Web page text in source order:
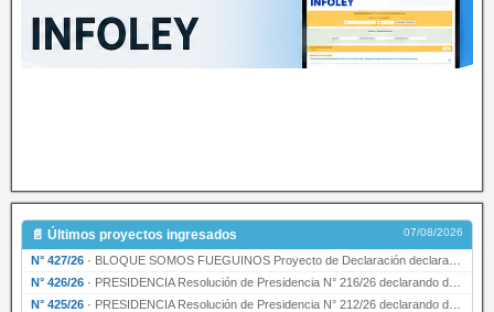
📄 Últimos proyectos ingresados 07/08/2026
N° 427/26 · BLOQUE SOMOS FUEGUINOS Proyecto de Declaración declarando de interés provincial PRESIDENCI…
N° 426/26 · PRESIDENCIA Resolución de Presidencia N° 216/26 declarando de interés provincial la labor …
N° 425/26 · PRESIDENCIA Resolución de Presidencia N° 212/26 declarando de interés provincial el “50° A…